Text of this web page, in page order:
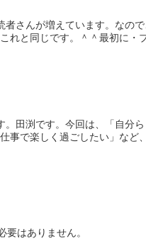
さんが増えています。なの
と同じです。＾＾最初に・
田渕です。今回は、「自分ら
で楽しく過ごしたい」など
はありません。